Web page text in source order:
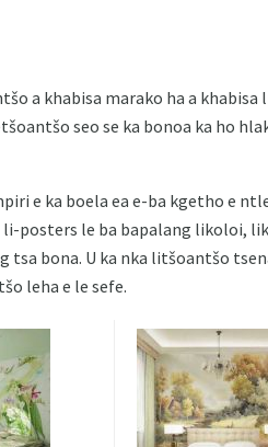
a khabisa marako ha a
seo se ka bonoa ka ho
e ka boela ea e-ba kgetho e
li-posters le ba bapalang likoloi,
tsa bona. U ka nka litšoantšo
leha e le sefe.